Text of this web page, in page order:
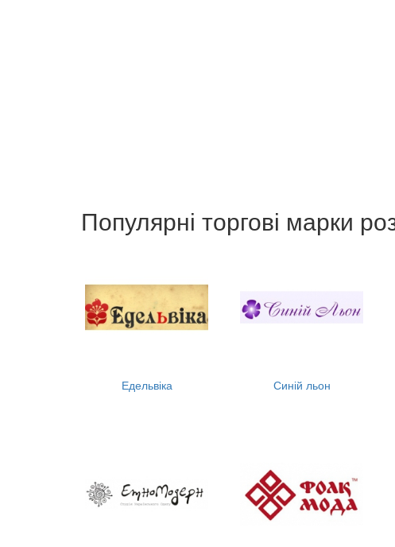
Популярні торгові марки
Едельвіка Синій льон